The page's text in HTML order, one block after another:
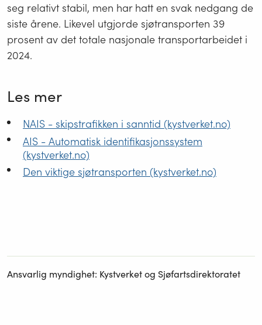
seg relativt stabil, men har hatt en svak nedgang de
siste årene. Likevel utgjorde sjøtransporten 39
prosent av det totale nasjonale transportarbeidet i
2024.
Les mer
NAIS - skipstrafikken i sanntid (kystverket.no)
AIS - Automatisk identifikasjonssystem
(kystverket.no)
Den viktige sjøtransporten (kystverket.no)
Ansvarlig myndighet: Kystverket og Sjøfartsdirektoratet